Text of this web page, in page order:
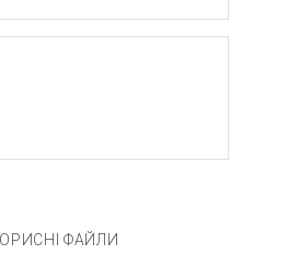
ФАЙЛИ